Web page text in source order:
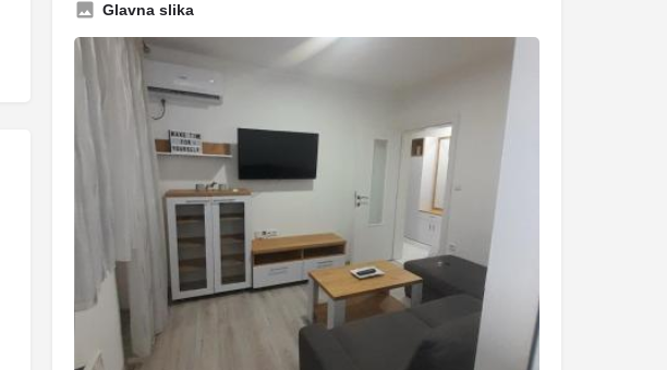
Glavna slika